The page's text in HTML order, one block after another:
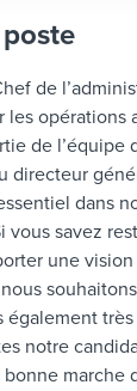
de
les opérations
de l’équipe
directeur
dans
vous savez
une
également
notre
marche